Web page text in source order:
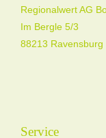
Regionalwert AG
Im Bergle 5/3
88213 Ravensburg
Service